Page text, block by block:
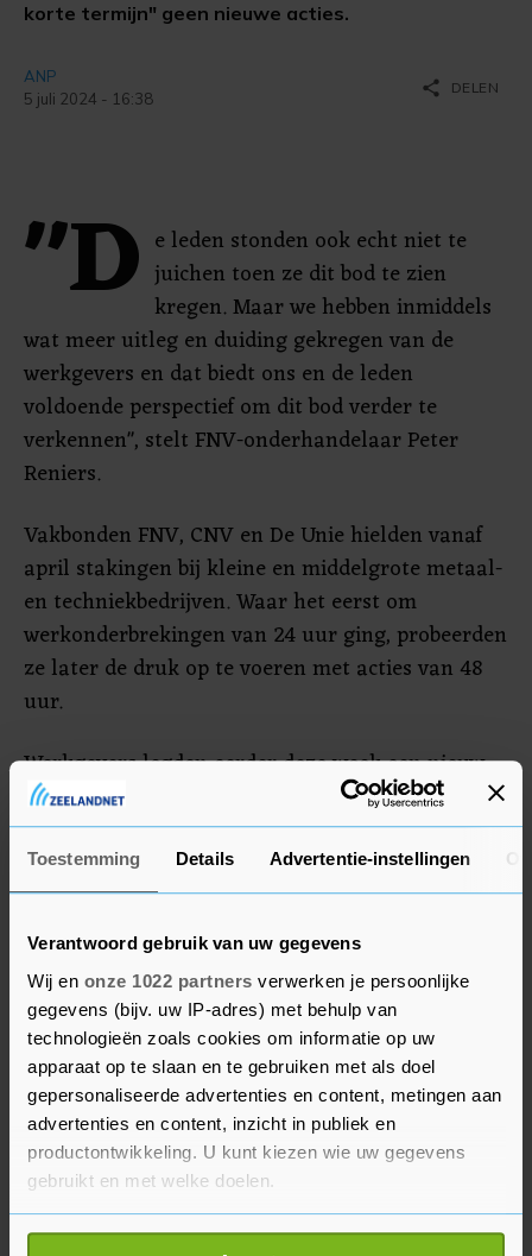
Toestemming Details Advertentie-instellingen
Verantwoord gebruik van uw gegevens
Wij en onze 1022 partners verwerken je persoonlijke
gegevens (bijv. uw IP-adres) met behulp van
technologieën zoals cookies om informatie op uw
apparaat op te slaan en te gebruiken met als doel
gepersonaliseerde advertenties en content, metingen aan
advertenties en content, inzicht in publiek en
productontwikkeling. U kunt kiezen wie uw gegevens
gebruikt en met welke doelen.
Als u het toestaat, willen we ook graag:
korte termijn" geen nieuwe acties.
ANP
5 juli 2024 - 16:38
share DELEN
"D e leden stonden ook echt niet te
juichen toen ze dit bod te zien
kregen. Maar we hebben inmiddels
wat meer uitleg en duiding gekregen van de
werkgevers en dat biedt ons en de leden
voldoende perspectief om dit bod verder te
verkennen", stelt FNV-onderhandelaar Peter
Reniers.
Vakbonden FNV, CNV en De Unie hielden vanaf
april stakingen bij kleine en middelgrote metaal-
en techniekbedrijven. Waar het eerst om
werkonderbrekingen van 24 uur ging, probeerden
ze later de druk op te voeren met acties van 48
uur.
Werkgevers legden eerder deze week een nieuw
cao-bod neer, waarbij ze over twee jaar 12,7
procent meer loon betalen. De vakbonden vonden
dit nog te ver verwijderd van hun eisen.